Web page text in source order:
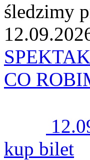
śledzimy
CO
kup bilet